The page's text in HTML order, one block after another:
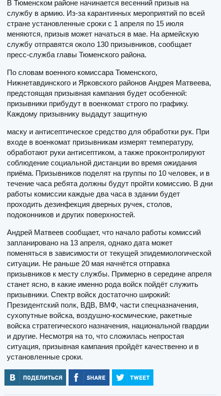
В Тюменском районе начинается весенний призыв на
службу в армию. Из-за карантинных мероприятий по всей
стране установленные сроки с 1 апреля по 15 июля
меняются, призыв может начаться в мае. На армейскую
службу отправятся около 130 призывников, сообщает
пресс-служба главы Тюменского района.
По словам военного комиссара Тюменского,
Нижнетавдинского и Ярковского районов Андрея Матвеева,
предстоящая призывная кампания будет особенной:
призывники прибудут в военкомат строго по графику.
Каждому призывнику выдадут защитную
маску и антисептическое средство для обработки рук. При
входе в военкомат призывникам измерят температуру,
обработают руки антисептиком, а также проконтролируют
соблюдение социальной дистанции во время ожидания
приёма. Призывников поделят на группы по 10 человек, и в
течение часа ребята должны будут пройти комиссию. В дни
работы комиссии каждые два часа в здании будет
проходить дезинфекция дверных ручек, столов,
подоконников и других поверхностей.
Андрей Матвеев сообщает, что начало работы комиссий
запланировано на 13 апреля, однако дата может
поменяться в зависимости от текущей эпидемиологической
ситуации. Не раньше 20 мая начнётся отправка
призывников к месту службы. Примерно в середине апреля
станет ясно, в какие именно рода войск пойдёт служить
призывники. Спектр войск достаточно широкий:
Президентский полк, ВДВ, ВМФ, части спецназначения,
сухопутные войска, воздушно-космические, ракетные
войска стратегического назначения, национальной гвардии
и другие. Несмотря на то, что сложилась непростая
ситуация, призывная кампания пройдёт качественно и в
установленные сроки.